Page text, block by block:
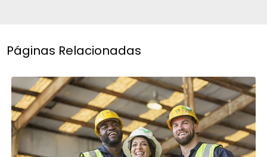
Páginas Relacionadas